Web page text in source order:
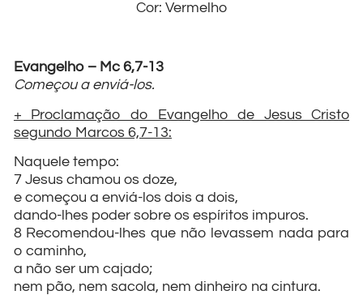
Cor: Vermelho
Evangelho – Mc 6,7-13
Começou a enviá-los.
+ Proclamação do Evangelho de Jesus Cristo
segundo Marcos 6,7-13:
Naquele tempo:
7 Jesus chamou os doze,
e começou a enviá-los dois a dois,
dando-lhes poder sobre os espíritos impuros.
8 Recomendou-lhes que não levassem nada para
o caminho,
a não ser um cajado;
nem pão, nem sacola, nem dinheiro na cintura.